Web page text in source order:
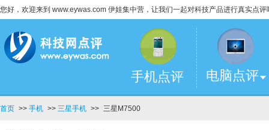
您好，欢迎来到 www.eywas.com 伊娃集中营，让我们一起对科技产品进行真实点评
手机点评 电脑点评
首页 >> 手机 >> 三星手机 >> 三星M7500